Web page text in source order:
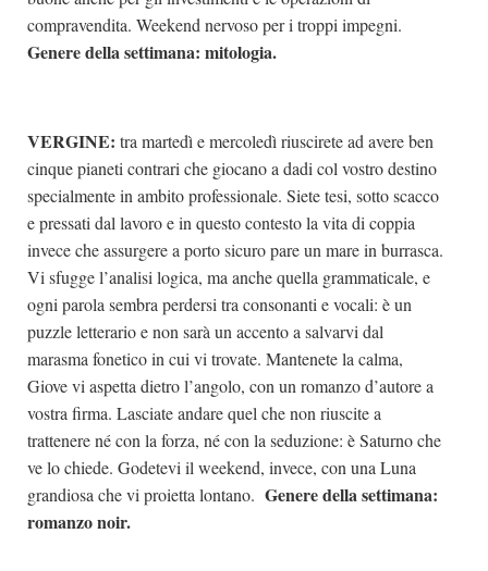
compravendita. Weekend nervoso per i troppi impegni.
Genere della settimana: mitologia.
VERGINE: tra martedì e mercoledì riuscirete ad avere ben
cinque pianeti contrari che giocano a dadi col vostro destino
specialmente in ambito professionale. Siete tesi, sotto scacco
e pressati dal lavoro e in questo contesto la vita di coppia
invece che assurgere a porto sicuro pare un mare in burrasca.
Vi sfugge l’analisi logica, ma anche quella grammaticale, e
ogni parola sembra perdersi tra consonanti e vocali: è un
puzzle letterario e non sarà un accento a salvarvi dal
marasma fonetico in cui vi trovate. Mantenete la calma,
Giove vi aspetta dietro l’angolo, con un romanzo d’autore a
vostra firma. Lasciate andare quel che non riuscite a
trattenere né con la forza, né con la seduzione: è Saturno che
ve lo chiede. Godetevi il weekend, invece, con una Luna
grandiosa che vi proietta lontano. Genere della settimana:
romanzo noir.